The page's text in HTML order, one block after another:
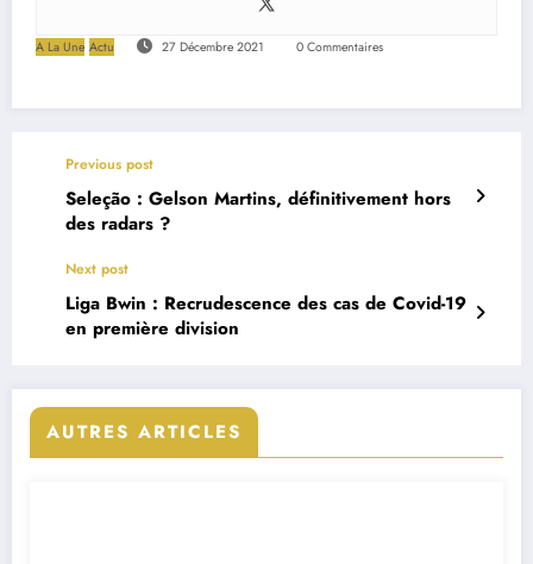
A La Une Actu 27 Décembre 2021 0 Commentaires
Previous post
Seleção : Gelson Martins, définitivement hors
des radars ?
Next post
Liga Bwin : Recrudescence des cas de Covid-19
en première division
AUTRES ARTICLES